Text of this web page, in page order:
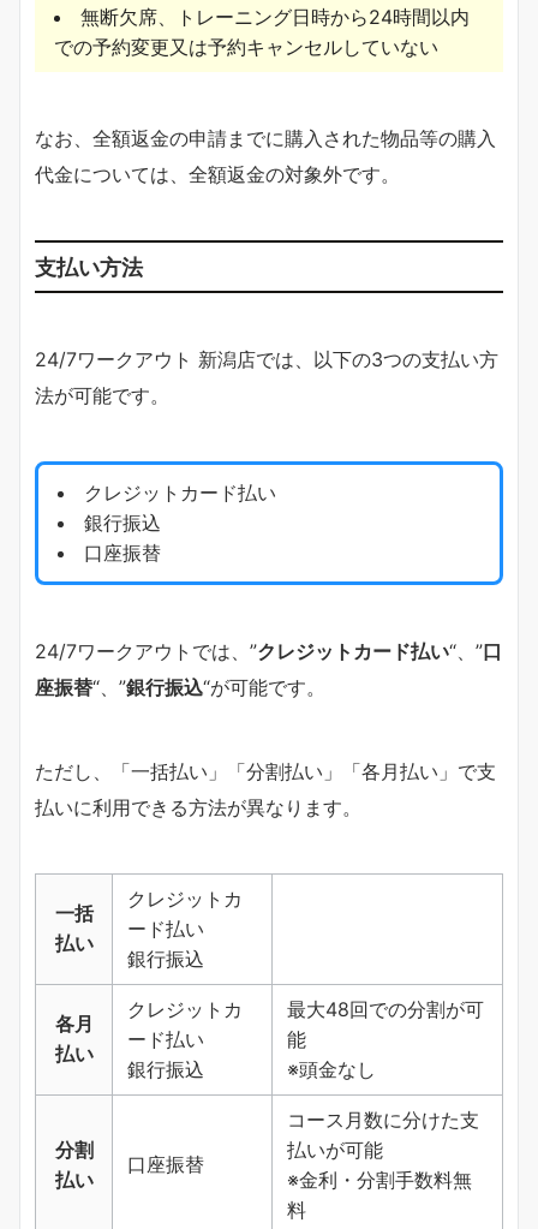
無断欠席、トレーニング日時から24時間以内
での予約変更又は予約キャンセルしていない
なお、全額返金の申請までに購入された物品等の購入
代金については、全額返金の対象外です。
支払い方法
24/7ワークアウト 新潟店では、以下の3つの支払い方
法が可能です。
クレジットカード払い
銀行振込
口座振替
24/7ワークアウトでは、”クレジットカード払い“、”口
座振替“、”銀行振込“が可能です。
ただし、「一括払い」「分割払い」「各月払い」で支
払いに利用できる方法が異なります。
一括
払い
クレジットカ
ード払い
銀行振込
各月
払い
クレジットカ
ード払い
銀行振込
最大48回での分割が可
能
※頭金なし
分割
払い
口座振替
コース月数に分けた支
払いが可能
※金利・分割手数料無
料